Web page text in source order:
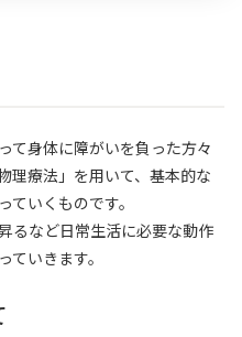
て身体に障がいを負った方々
理療法」を用いて、基本的な
いくものです。
るなど日常生活に必要な動作
いきます。